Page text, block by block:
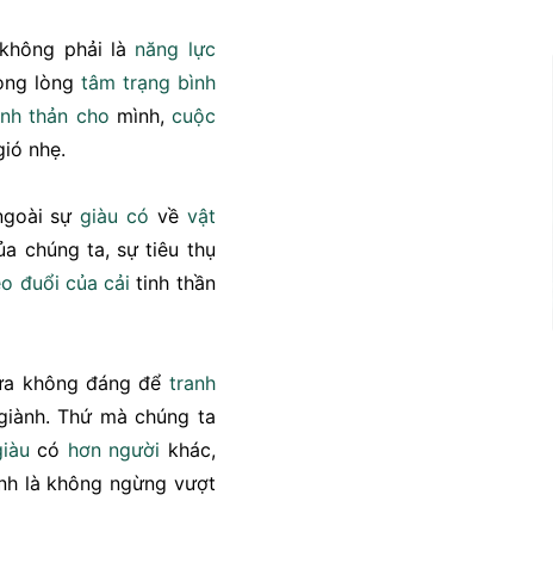
không phải là năng lực
lòng tâm trạng bình
thản cho mình, cuộc
nhẹ.
sựgiàu có về vật
chúng ta, sự tiêu thụ
đuổi của cải tinh thần
không đáng để tranh
Thứ mà chúng ta
có hơn người khác,
là không ngừng vượt